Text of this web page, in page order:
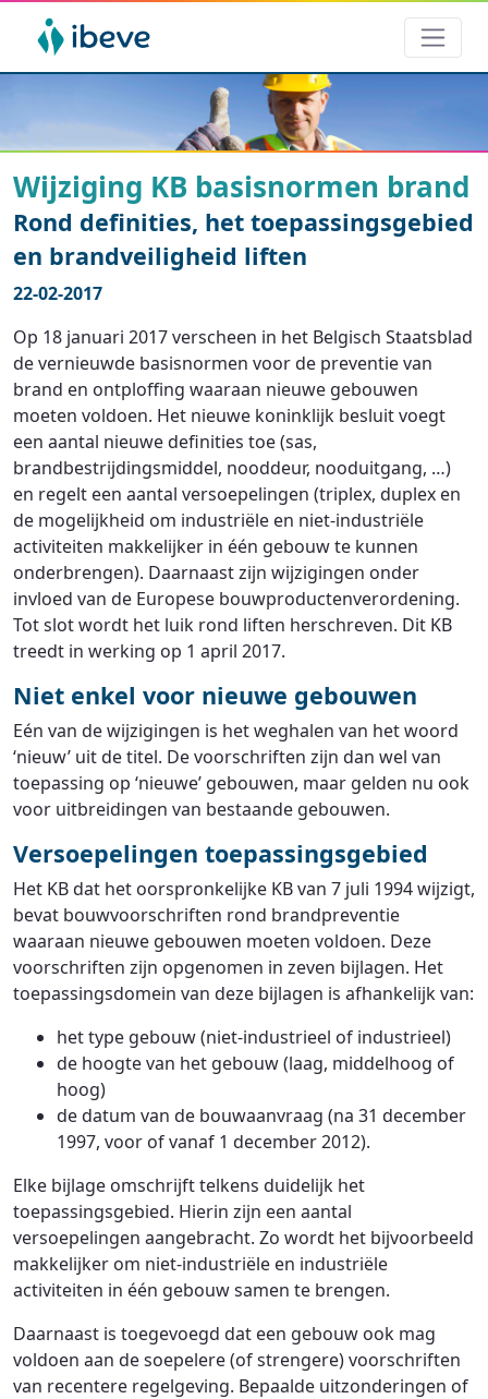
Wijziging KB basisnormen brand
Rond definities, het toepassingsgebied
en brandveiligheid liften
22-02-2017
Op 18 januari 2017 verscheen in het Belgisch Staatsblad
de vernieuwde basisnormen voor de preventie van
brand en ontploffing waaraan nieuwe gebouwen
moeten voldoen. Het nieuwe koninklijk besluit voegt
een aantal nieuwe definities toe (sas,
brandbestrijdingsmiddel, nooddeur, nooduitgang, …)
en regelt een aantal versoepelingen (triplex, duplex en
de mogelijkheid om industriële en niet-industriële
activiteiten makkelijker in één gebouw te kunnen
onderbrengen). Daarnaast zijn wijzigingen onder
invloed van de Europese bouwproductenverordening.
Tot slot wordt het luik rond liften herschreven. Dit KB
treedt in werking op 1 april 2017.
Niet enkel voor nieuwe gebouwen
Eén van de wijzigingen is het weghalen van het woord
‘nieuw’ uit de titel. De voorschriften zijn dan wel van
toepassing op ‘nieuwe’ gebouwen, maar gelden nu ook
voor uitbreidingen van bestaande gebouwen.
Versoepelingen toepassingsgebied
Het KB dat het oorspronkelijke KB van 7 juli 1994 wijzigt,
bevat bouwvoorschriften rond brandpreventie
waaraan nieuwe gebouwen moeten voldoen. Deze
voorschriften zijn opgenomen in zeven bijlagen. Het
toepassingsdomein van deze bijlagen is afhankelijk van:
het type gebouw (niet-industrieel of industrieel)
de hoogte van het gebouw (laag, middelhoog of
hoog)
de datum van de bouwaanvraag (na 31 december
1997, voor of vanaf 1 december 2012).
Elke bijlage omschrijft telkens duidelijk het
toepassingsgebied. Hierin zijn een aantal
versoepelingen aangebracht. Zo wordt het bijvoorbeeld
makkelijker om niet-industriële en industriële
activiteiten in één gebouw samen te brengen.
Daarnaast is toegevoegd dat een gebouw ook mag
voldoen aan de soepelere (of strengere) voorschriften
van recentere regelgeving. Bepaalde uitzonderingen of